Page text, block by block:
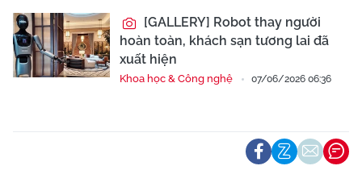
[GALLERY] Robot thay người
hoàn toàn, khách sạn tương lai đã
xuất hiện
Khoa học & Công nghệ 07/06/2026 06:36